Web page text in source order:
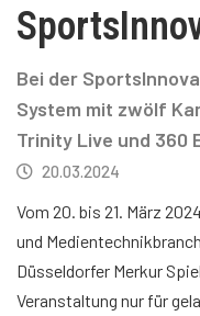
Bei der
System mit zwölf
Trinity Live und 360
20.03.2024
Vom 20. bis 21. März
und
Düsseldorfer Merkur
Veranstaltung nur für